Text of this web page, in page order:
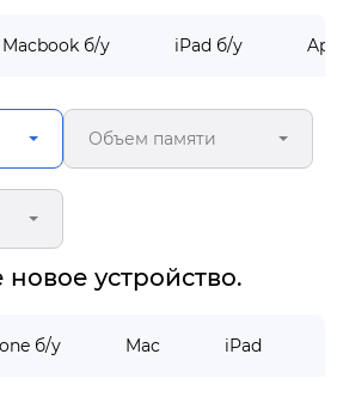
Macbook б/у iPad б/у
Объем памяти
устройство.
б/у Mac iPad